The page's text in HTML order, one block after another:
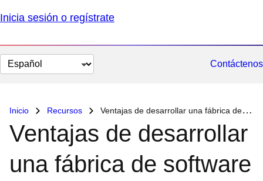
Inicia sesión o regístrate
Cambiar
el
Contáctenos
Inicio Recursos Ventajas de desarrollar una fábrica de software con Red Hat OpenShift
Ventajas de desarrollar
una fábrica de software